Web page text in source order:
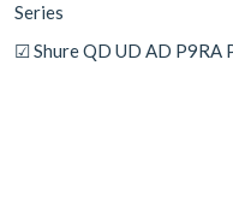
Series
☑ Shure QD UD AD P9RA